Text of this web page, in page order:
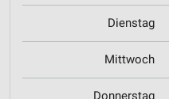
Dienstag
Mittwoch
Donnerstag